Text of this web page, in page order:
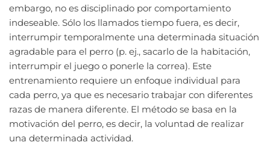
embargo, no es disciplinado por comportamiento
indeseable. Sólo los llamados tiempo fuera, es decir,
interrumpir temporalmente una determinada situación
agradable para el perro (p. ej., sacarlo de la habitación,
interrumpir el juego o ponerle la correa). Este
entrenamiento requiere un enfoque individual para
cada perro, ya que es necesario trabajar con diferentes
razas de manera diferente. El método se basa en la
motivación del perro, es decir, la voluntad de realizar
una determinada actividad.